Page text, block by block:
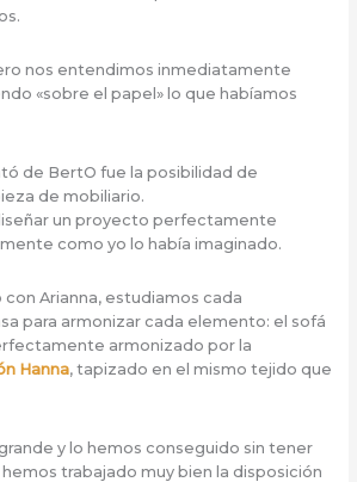
nos entendimos inmediatamente
«sobre el papel» lo que habíamos
de BertO fue la posibilidad de
de mobiliario.
un proyecto perfectamente
como yo lo había imaginado.
con Arianna, estudiamos cada
para armonizar cada elemento: el sofá
armonizado por la
Hanna, tapizado en el mismo tejido que
y lo hemos conseguido sin tener
trabajado muy bien la disposición